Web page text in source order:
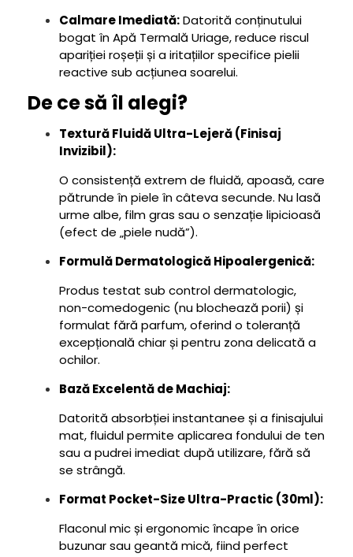
Calmare Imediată:Datorită conținutului
bogat în Apă Termală Uriage, reduce riscul
apariției roșeții și a iritațiilor specifice pielii
reactive sub acțiunea soarelui.
De ce să îl alegi?
Textură Fluidă Ultra-Lejeră (Finisaj
Invizibil):
O consistență extrem de fluidă, apoasă, care
pătrunde în piele în câteva secunde. Nu lasă
urme albe, film gras sau o senzație lipicioasă
(efect de „piele nudă”).
Formulă Dermatologică Hipoalergenică:
Produs testat sub control dermatologic,
non-comedogenic (nu blochează porii) și
formulat fără parfum, oferind o toleranță
excepțională chiar și pentru zona delicată a
ochilor.
Bază Excelentă de Machiaj:
Datorită absorbției instantanee și a finisajului
mat, fluidul permite aplicarea fondului de ten
sau a pudrei imediat după utilizare, fără să
se strângă.
Format Pocket-Size Ultra-Practic (30ml):
Flaconul mic și ergonomic încape în orice
buzunar sau geantă mică, fiind perfect